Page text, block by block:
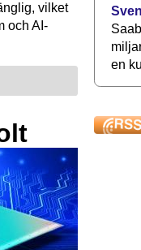
vilket
och AI-
en